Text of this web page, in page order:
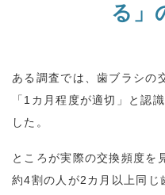
る」
ある調査では、歯ブラシの
「 1 カ月程度が適切」と認
した。
ところが実際の交換頻度を
約4割の人が2カ月以上同じ